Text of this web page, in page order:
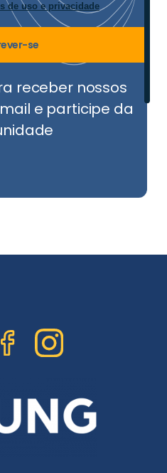
de uso e privacidade
se
receber nossos
e participe da